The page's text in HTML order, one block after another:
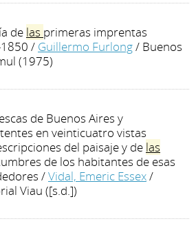
de las primeras imprentas
/ Guillermo Furlong/ Buenos
(1975)
de Buenos Aires y
en veinticuatro vistas
del paisaje y de las
de los habitantes de esas
/Vidal, Emeric Essex/
Viau ([s.d.])